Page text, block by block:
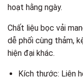
hoạt hằng ngày.
Chất liệu bọc vải
dễ phối cùng thảm,
hiện đại khác.
Kích thước: Liên